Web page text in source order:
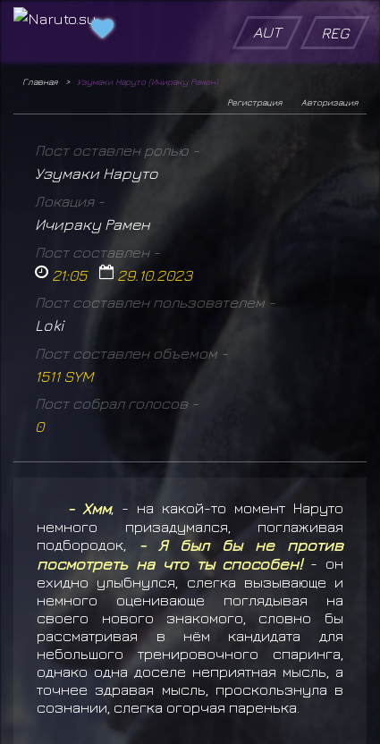
AUT REG
Главная
Узумаки Наруто (Ичираку Рамен)
Авторизация
Регистрация
Пост оставлен ролью -
Узумаки Наруто
Локация -
Ичираку Рамен
Пост составлен -
21:05 29.10.2023
Пост составлен пользователем -
Loki
Пост составлен объемом -
1511 SYM
Пост собрал голосов -
0
- Хмм, - на какой-то момент Наруто
немного призадумался, поглаживая
подбородок, - Я был бы не против
посмотреть на что ты способен!- он
ехидно улыбнулся, слегка вызывающе и
немного оценивающе поглядывая на
своего нового знакомого, словно бы
рассматривая в нём кандидата для
небольшого тренировочного спаринга,
однако одна доселе неприятная мысль, а
точнее здравая мысль, проскользнула в
сознании, слегка огорчая паренька.